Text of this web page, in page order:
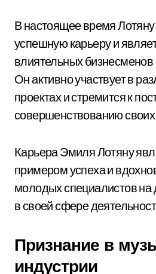
В настоящее время
успешную карьеру и
влиятельных бизнесменов
Он активно участвует в
проектах и стремится к
совершенствованию
Карьера Эмиля Лотяну
примером успеха и
молодых специалистов на
в своей сфере
Признание в
индустрии